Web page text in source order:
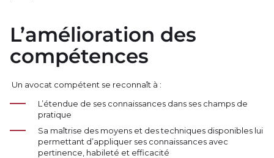
L’amélioration des
compétences
Un avocat compétent se reconnaît à :
L’étendue de ses connaissances dans ses champs de
pratique
Sa maîtrise des moyens et des techniques disponibles lui
permettant d’appliquer ses connaissances avec
pertinence, habileté et efficacité